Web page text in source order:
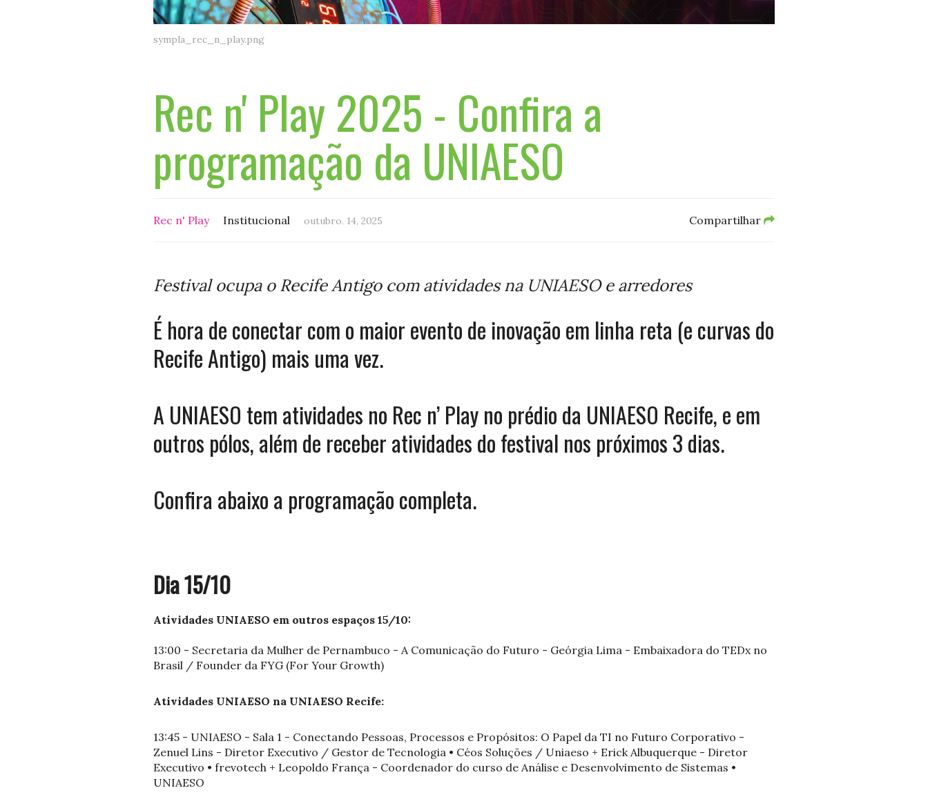
sympla_rec_n_play.png
Rec n' Play 2025 - Confira a
programação da UNIAESO
Rec n' Play Institucional outubro. 14, 2025 Compartilhar
Festival ocupa o Recife Antigo com atividades na UNIAESO e arredores
É hora de conectar com o maior evento de inovação em linha reta (e curvas do
Recife Antigo) mais uma vez.
A UNIAESO tem atividades no Rec n’ Play no prédio da UNIAESO Recife, e em
outros pólos, além de receber atividades do festival nos próximos 3 dias.
Confira abaixo a programação completa.
Dia 15/10
Atividades UNIAESO em outros espaços 15/10:
13:00 - Secretaria da Mulher de Pernambuco - A Comunicação do Futuro - Geórgia Lima - Embaixadora do TEDx no
Brasil / Founder da FYG (For Your Growth)
Atividades UNIAESO na UNIAESO Recife:
13:45 - UNIAESO - Sala 1 - Conectando Pessoas, Processos e Propósitos: O Papel da TI no Futuro Corporativo -
Zenuel Lins - Diretor Executivo / Gestor de Tecnologia • Céos Soluções / Uniaeso + Erick Albuquerque - Diretor
Executivo • frevotech + Leopoldo França - Coordenador do curso de Análise e Desenvolvimento de Sistemas •
UNIAESO